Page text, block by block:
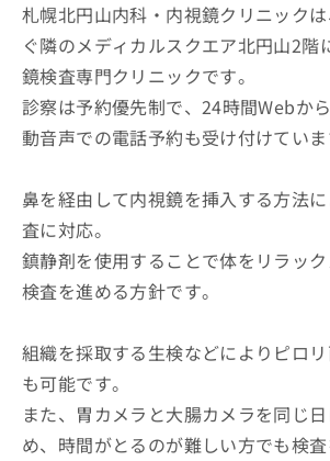
札幌北円山内科・内視鏡クリニック
ぐ隣のメディカルスクエア北円山2階
鏡検査専門クリニックです。
診察は予約優先制で、24時間Webか
動音声での電話予約も受け付けていま
鼻を経由して内視鏡を挿入する方法
査に対応。
鎮静剤を使用することで体をリラッ
検査を進める方針です。
組織を採取する生検などによりピロ
も可能です。
また、胃カメラと大腸カメラを同じ
め、時間がとるのが難しい方でも検